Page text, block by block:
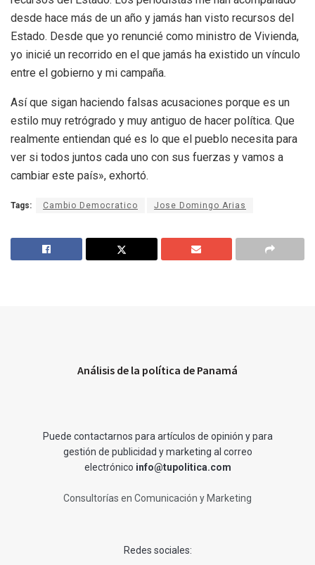
desde hace más de un año y jamás han visto recursos del
Estado. Desde que yo renuncié como ministro de Vivienda,
yo inicié un recorrido en el que jamás ha existido un vínculo
entre el gobierno y mi campaña.
Así que sigan haciendo falsas acusaciones porque es un
estilo muy retrógrado y muy antiguo de hacer política. Que
realmente entiendan qué es lo que el pueblo necesita para
ver si todos juntos cada uno con sus fuerzas y vamos a
cambiar este país», exhortó.
Tags: Cambio Democratico Jose Domingo Arias
Análisis de la política de Panamá
Puede contactarnos para artículos de opinión y para
gestión de publicidad y marketing al correo
electrónico info@tupolitica.com
Consultorías en Comunicación y Marketing
Redes sociales: